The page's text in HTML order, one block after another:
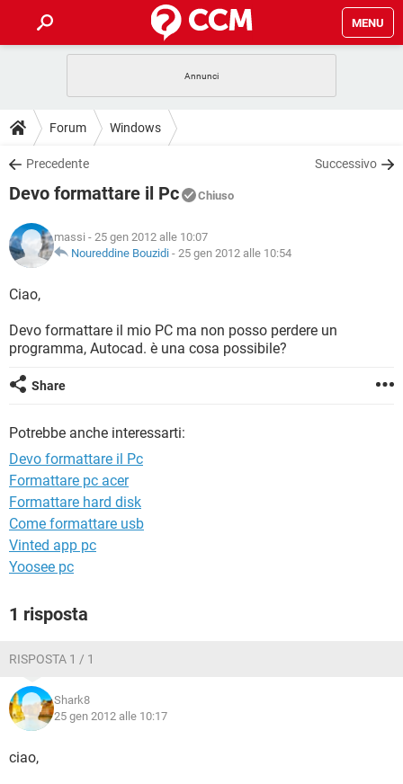
MENU
INTRATTENIMENTO
iOS
INSTAGRAM WHATSAPP
TIKTOK
HARDWARE
GUIDE
COVID-19
INSTAGRAM
TIKTOK
HARDWARE
DOWNLOAD
COVID-19 GAMING
INTRATTENIMENTO
iOS WINDOWS 10
INSTAGRAM
HARDWARE
COVID-19
INTRATTENIMENTO
iOS
INSTAGRAM WHATSAPP
HARDWARE
GLOSSARIO
COVID-19
iOS WINDOWS 10
INSTAGRAM
HARDWARE
Forum Windows
Precedente Successivo
Devo formattare il Pc Chiuso
massi - 25 gen 2012 alle 10:07
Noureddine Bouzidi - 25 gen 2012 alle 10:54
Ciao,
Devo formattare il mio PC ma non posso perdere un
programma, Autocad. è una cosa possibile?
Share
Potrebbe anche interessarti:
Devo formattare il Pc
Formattare pc acer
Formattare hard disk
Come formattare usb
Vinted app pc
Yoosee pc
1 risposta
RISPOSTA 1 / 1
Shark8
25 gen 2012 alle 10:17
ciao,